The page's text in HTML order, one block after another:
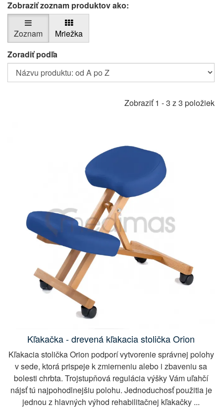
Zobraziť zoznam produktov ako:
Zoznam
Mriežka
Zoradiť podľa
Zobraziť 1 - 3 z 3 položiek
Kľakačka - drevená kľakacia stolička Orion
Kľakacia stolička Orion podporí vytvorenie správnej polohy
v sede, ktorá prispeje k zmierneniu alebo i zbaveniu sa
bolesti chrbta. Trojstupňová regulácia výšky Vám uľahčí
nájsť tú najpohodlnejšiu polohu. Jednoduchosť použitia je
jednou z hlavných výhod rehabilitačnej kľakačky ...